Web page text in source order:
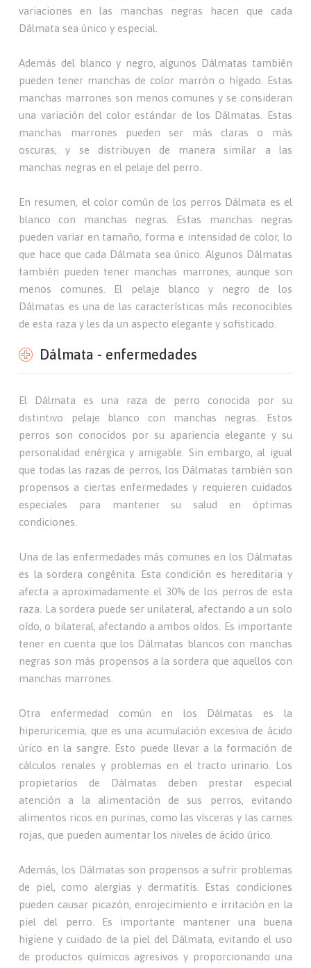
variaciones en las manchas negras hacen que cada
Dálmata sea único y especial.
Además del blanco y negro, algunos Dálmatas también
pueden tener manchas de color marrón o hígado. Estas
manchas marrones son menos comunes y se consideran
una variación del color estándar de los Dálmatas. Estas
manchas marrones pueden ser más claras o más
oscuras, y se distribuyen de manera similar a las
manchas negras en el pelaje del perro.
En resumen, el color común de los perros Dálmata es el
blanco con manchas negras. Estas manchas negras
pueden variar en tamaño, forma e intensidad de color, lo
que hace que cada Dálmata sea único. Algunos Dálmatas
también pueden tener manchas marrones, aunque son
menos comunes. El pelaje blanco y negro de los
Dálmatas es una de las características más reconocibles
de esta raza y les da un aspecto elegante y sofisticado.
Dálmata - enfermedades
El Dálmata es una raza de perro conocida por su
distintivo pelaje blanco con manchas negras. Estos
perros son conocidos por su apariencia elegante y su
personalidad enérgica y amigable. Sin embargo, al igual
que todas las razas de perros, los Dálmatas también son
propensos a ciertas enfermedades y requieren cuidados
especiales para mantener su salud en óptimas
condiciones.
Una de las enfermedades más comunes en los Dálmatas
es la sordera congénita. Esta condición es hereditaria y
afecta a aproximadamente el 30% de los perros de esta
raza. La sordera puede ser unilateral, afectando a un solo
oído, o bilateral, afectando a ambos oídos. Es importante
tener en cuenta que los Dálmatas blancos con manchas
negras son más propensos a la sordera que aquellos con
manchas marrones.
Otra enfermedad común en los Dálmatas es la
hiperuricemia, que es una acumulación excesiva de ácido
úrico en la sangre. Esto puede llevar a la formación de
cálculos renales y problemas en el tracto urinario. Los
propietarios de Dálmatas deben prestar especial
atención a la alimentación de sus perros, evitando
alimentos ricos en purinas, como las vísceras y las carnes
rojas, que pueden aumentar los niveles de ácido úrico.
Además, los Dálmatas son propensos a sufrir problemas
de piel, como alergias y dermatitis. Estas condiciones
pueden causar picazón, enrojecimiento e irritación en la
piel del perro. Es importante mantener una buena
higiene y cuidado de la piel del Dálmata, evitando el uso
de productos químicos agresivos y proporcionando una